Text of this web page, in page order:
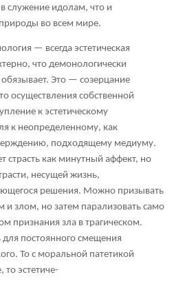
служение идолам, что и
во всем мире.
— всегда эстетическая
что демонологически
Это — созерцание
осуществления собственной
к эстетическому
к неопределенному, как
подходящему медиуму.
страсть как минутный аффект, но
несущей жизнь,
решения. Можно призывать
злом, но затем парализовать само
признания зла в трагическом.
для постоянного смещения
То с моральной патетикой
то эстетиче-